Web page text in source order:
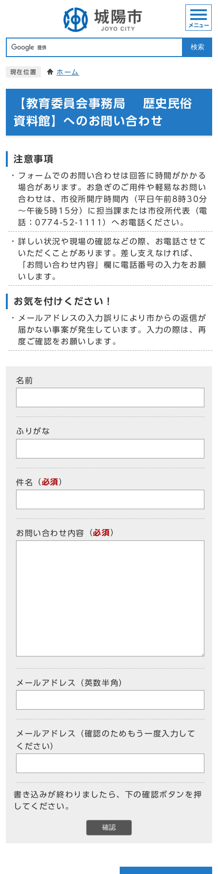
検索
メニュー
現在位置 ホーム
【教育委員会事務局 歴史民俗
資料館】へのお問い合わせ
注意事項
フォームでのお問い合わせは回答に時間がかかる
場合があります。お急ぎのご用件や軽易なお問い
合わせは、市役所開庁時間内（平日午前8時30分
～午後5時15分）に担当課または市役所代表（電
話：0774-52-1111）へお電話ください。
詳しい状況や現場の確認などの際、お電話させて
いただくことがあります。差し支えなければ、
「お問い合わせ内容」欄に電話番号の入力をお願
いします。
お気を付けください！
メールアドレスの入力誤りにより市からの返信が
届かない事案が発生しています。入力の際は、再
度ご確認をお願いします。
名前
ふりがな
件名 （必須）
お問い合わせ内容 （必須）
メールアドレス（英数半角）
メールアドレス（確認のためもう一度入力して
ください）
書き込みが終わりましたら、下の確認ボタンを押
してください。
確認